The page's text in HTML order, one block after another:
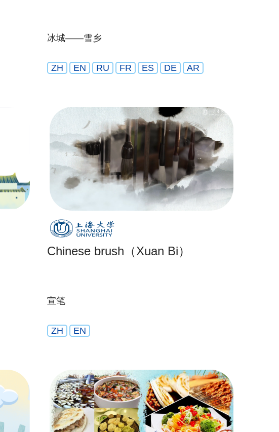
冰城——雪乡
ZH EN RU FR ES DE AR
Chinese brush（Xuan Bi）
宣笔
ZH EN